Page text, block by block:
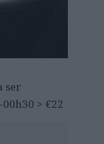
ser
> €22